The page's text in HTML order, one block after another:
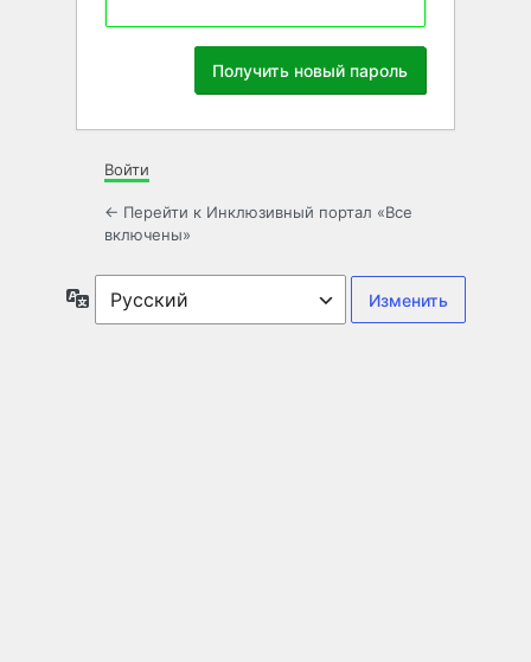
Войти
← Перейти к Инклюзивный портал «Все
включены»
Язык